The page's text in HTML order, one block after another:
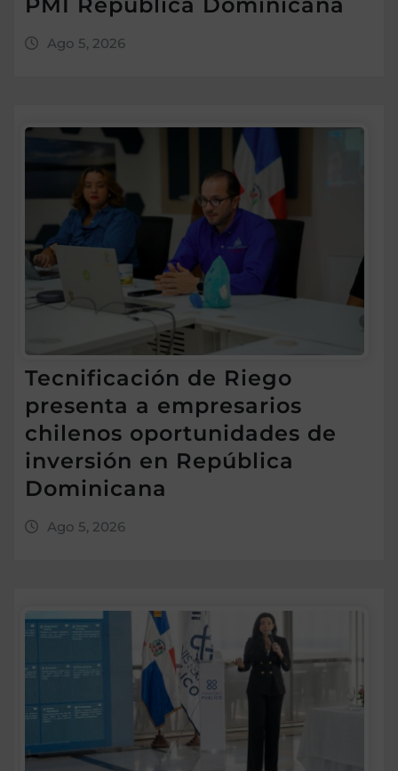
Ago 5, 2026
Tecnificación de Riego
presenta a empresarios
chilenos oportunidades de
inversión en República
Dominicana
Ago 5, 2026